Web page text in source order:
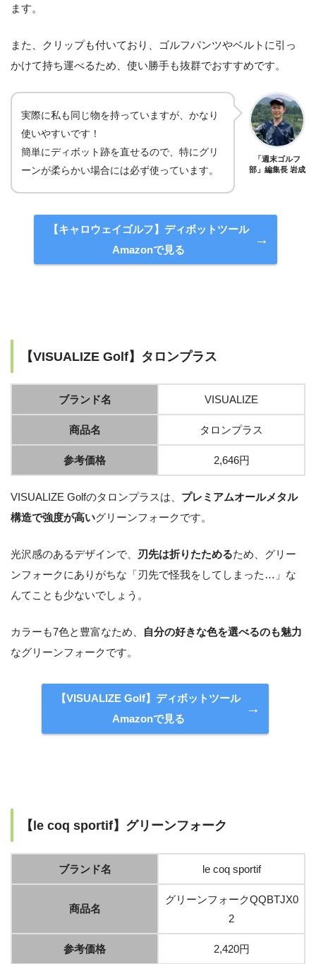
ます。
また、クリップも付いており、ゴルフパンツやベルトに引っ
かけて持ち運べるため、使い勝手も抜群でおすすめです。
実際に私も同じ物を持っていますが、かなり
使いやすいです！
簡単にディボット跡を直せるので、特にグリ
ーンが柔らかい場合には必ず使っています。
「週末ゴルフ
部」編集長 岩成
【キャロウェイゴルフ】ディボットツール
Amazonで見る
【VISUALIZE Golf】タロンプラス
ブランド名 VISUALIZE
商品名 タロンプラス
参考価格 2,646円
VISUALIZE Golfのタロンプラスは、 プレミアムオールメタル
構造で強度が高いグリーンフォークです。
光沢感のあるデザインで、 刃先は折りたためるため、グリー
ンフォークにありがちな「刃先で怪我をしてしまった…」な
んてことも少ないでしょう。
カラーも7色と豊富なため、
自分の好きな色を選べるのも魅力
なグリーンフォークです。
【VISUALIZE Golf】ディボットツール
Amazonで見る
【le coq sportif】グリーンフォーク
ブランド名 le coq sportif
商品名
グリーンフォークQQBTJX0
2
参考価格 2,420円